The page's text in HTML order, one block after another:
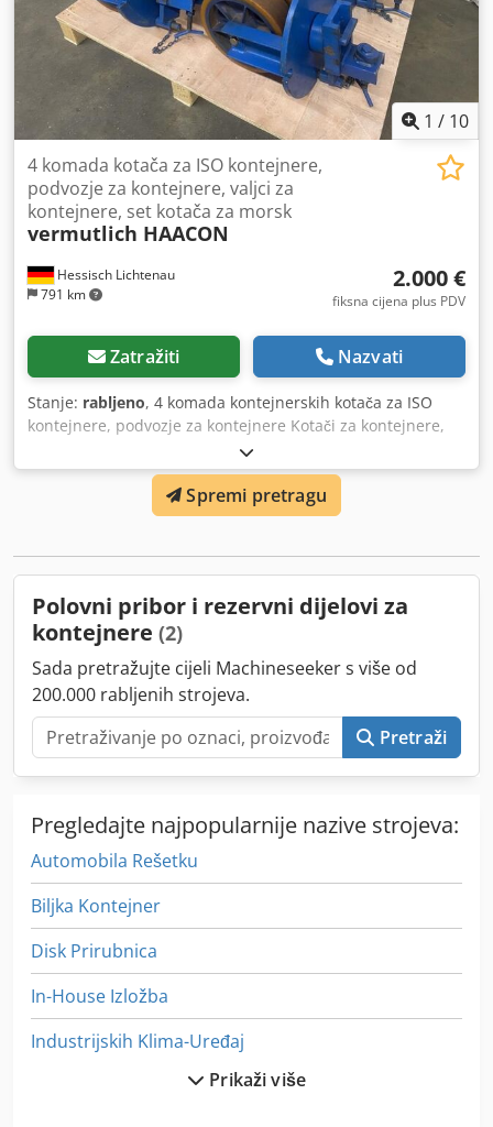
1 / 10
Hessisch Lichtenau
791 km
4 komada kotača za ISO kontejnere,
podvozje za kontejnere, valjci za
kontejnere, set kotača za morsk
vermutlich HAACON
2.000 €
fiksna cijena plus PDV
Zatražiti Nazvati
Stanje: rabljeno, 4 komada kontejnerskih kotača za ISO
kontejnere, podvozje za kontejnere Kotači za kontejnere,
komplet kotača za pomorske kontejnere Proizvođač:
vjerojatno HAACON Ukupna nosivost: cca 24 tone Nosivost
po komadu: cca 6 tona Promjer kotača: 360 mm Širina
kotača po komadu: 100 mm Ukupna širina kotača: 220 mm
visina: 540 mm Konstrukcijska visina do oslonca
uglovima kontejnera - WICKE kotači za teške terete, teška
livena felga s poliuretanskom oblogom, tip 315/160 -
Podvozje upravljivo, s blokadnim klinom u rasteru rupa,
može se fiksirati svakih 90° - 2 kotača po podvozju - Idealno
za premještanje kontejnera po tvrdoj podlozi (npr. pod
hale) - Bez kočnice - Bez upravljačke poluge Težina po
komadu: 115 kg Dcodpfxjxp R Hds Akisk Težina 4 komada:
460 kg Vrlo dobro stanje
Spremi pretragu
Polovni pribor i rezervni dijelovi za
kontejnere (2)
Sada pretražujte cijeli Machineseeker s više od
200.000 rabljenih strojeva.
Pretraži
Pregledajte najpopularnije nazive strojeva:
Automobila Rešetku
Biljka Kontejner
Disk Prirubnica
In-House Izložba
Industrijskih Klima-Uređaj
Prikaži više